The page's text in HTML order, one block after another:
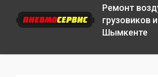
Ремонт
грузовиков
Шымкенте